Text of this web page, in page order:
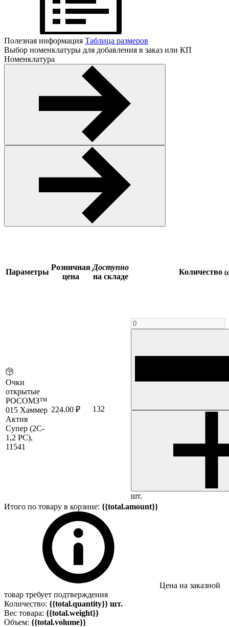
Полезная информация Таблица размеров
Выбор номенклатуры для добавления в заказ или КП
Номенклатура
Параметры
Розничная
цена
Доступно
на складе
Количество
Очки
открытые
РОСОМЗ™
015 Хаммер
Актив
Супер (2C-
1,2 PC),
11541
224.00 ₽ 132
шт.
Итого по товару в корзине: {{total.amount}}
Цена на заказной
товар требует подтверждения
Количество: {{total.quantity}} шт.
Вес товара: {{total.weight}}
Объем: {{total.volume}}